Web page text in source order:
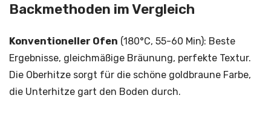
Backmethoden im Vergleich
Konventioneller Ofen (180°C, 55-60 Min): Beste
Ergebnisse, gleichmäßige Bräunung, perfekte Textur.
Die Oberhitze sorgt für die schöne goldbraune Farbe,
die Unterhitze gart den Boden durch.